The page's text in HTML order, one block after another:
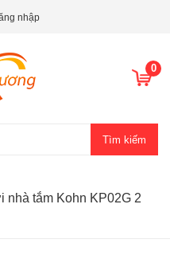
nhập
0
Tìm kiếm
nhà tắm Kohn KP02G 2